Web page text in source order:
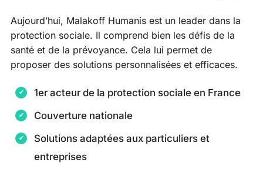
Aujourd’hui, Malakoff Humanis est un leader dans la
protection sociale. Il comprend bien les défis de la
santé et de la prévoyance. Cela lui permet de
proposer des solutions personnalisées et efficaces.
1er acteur de la protection sociale en France
Couverture nationale
Solutions adaptées aux particuliers et
entreprises